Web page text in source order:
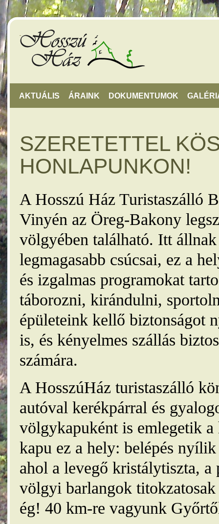
AKTUÁLIS ÁRAINK DOKUMENTUMOK
SZERETETTEL
HONLAPUNKON!
A Hosszú Ház Turistaszálló
Vinyén az Öreg-Bakony
völgyében található. Itt
legmagasabb csúcsai, ez a
és izgalmas programokat
táborozni, kirándulni,
épületeink kellő biztonságot
is, és kényelmes szállás
számára.
A HosszúHáz turistaszálló
autóval kerékpárral és
völgykapuként is emlegetik
kapu ez a hely: belépés
ahol a levegő kristálytiszta, a
völgyi barlangok
ég! 40 km-re vagyunk